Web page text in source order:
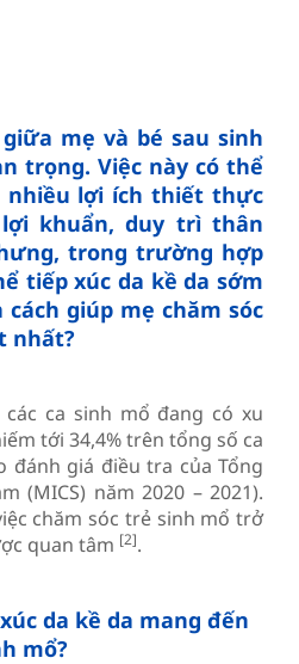
mẹ và bé sau sinh
trọng. Việc này có thể
nhiều lợi ích thiết thực
khuẩn, duy trì thân
trong trường hợp
tiếp xúc da kề da sớm
giúp mẹ chăm sóc
nhất?
ca sinh mổ đang có xu
tới 34,4% trên tổng số ca
đánh giá điều tra của Tổng
(MICS) năm 2020 – 2021).
chăm sóc trẻ sinh mổ trở
quan tâm [2].
da kề da mang đến
mổ?